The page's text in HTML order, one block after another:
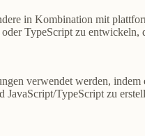
in Kombination mit
TypeScript zu
verwendet werden,
TypeScript zu